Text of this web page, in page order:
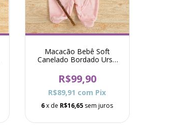
Macacão Bebê Soft
Canelado Bordado Ursa
R$99,90
R$89,91 com Pix
6x de R$16,65 sem juros